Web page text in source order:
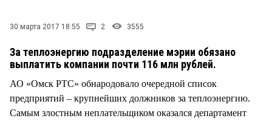
30 марта 2017 18:55 2 3555
За теплоэнергию подразделение мэрии обязано
выплатить компании почти 116 млн рублей.
АО «Омск РТС» обнародовало очередной список
предприятий – крупнейших должников за теплоэнергию.
Самым злостным неплательщиком оказался департамент